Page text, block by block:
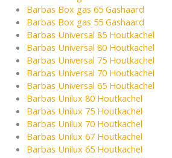
Barbas Box gas 65 Gashaard
Barbas Box gas 55 Gashaard
Barbas Universal 85 Houtkachel
Barbas Universal 80 Houtkachel
Barbas Universal 75 Houtkachel
Barbas Universal 70 Houtkachel
Barbas Universal 65 Houtkachel
Barbas Unilux 80 Houtkachel
Barbas Unilux 75 Houtkachel
Barbas Unilux 70 Houtkachel
Barbas Unilux 67 Houtkachel
Barbas Unilux 65 Houtkachel